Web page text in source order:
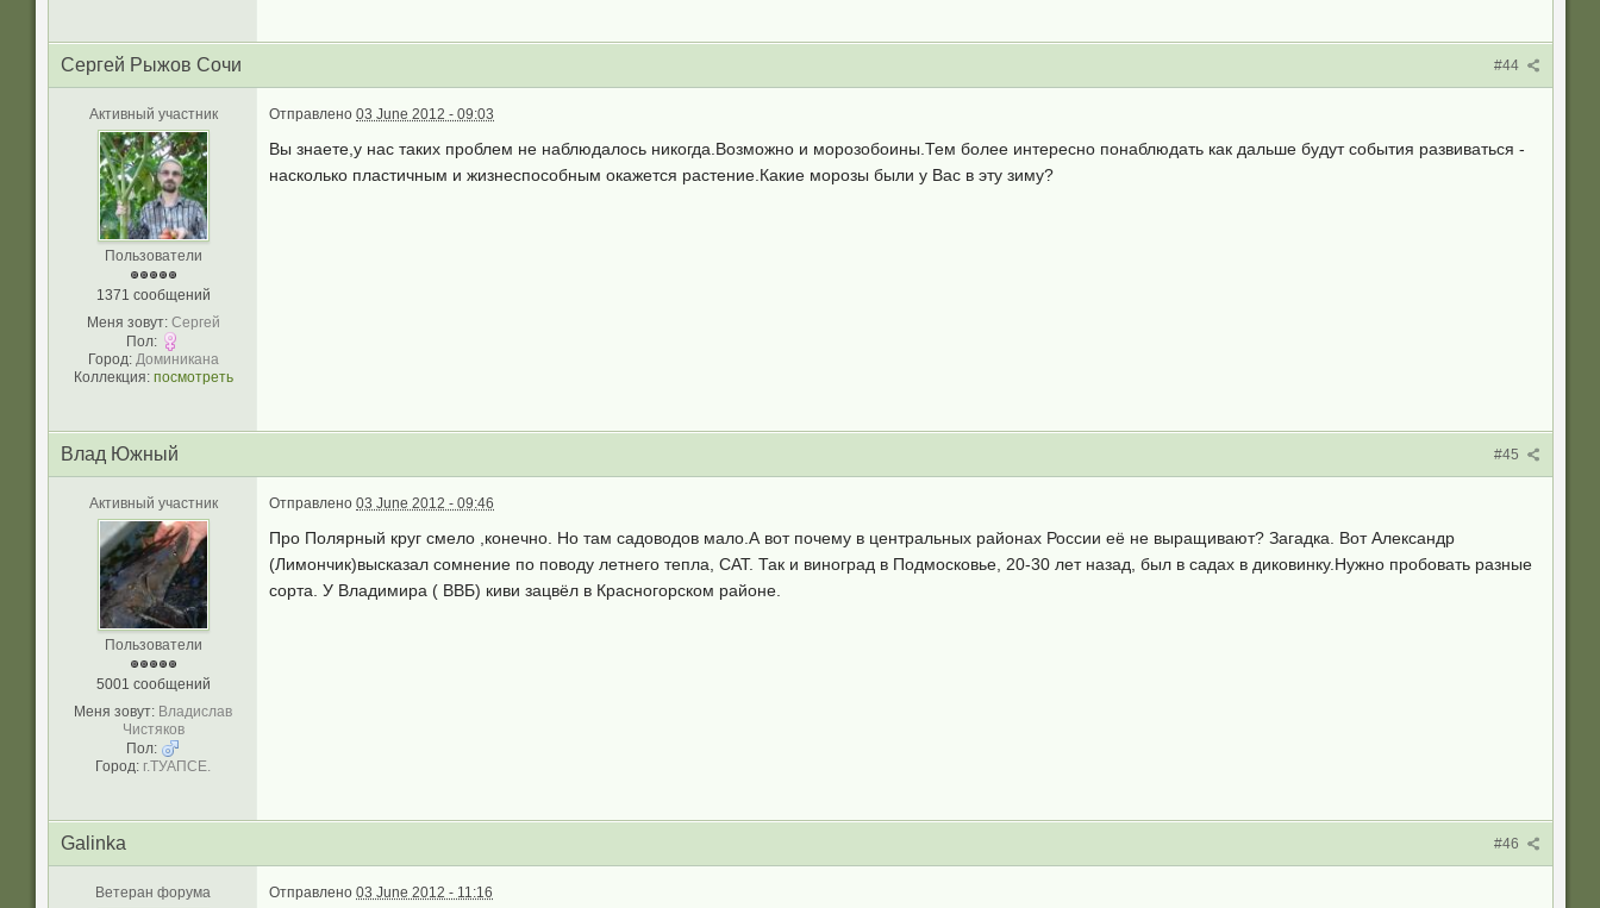
#44
Сергей Рыжов Сочи
Активный участник
Пользователи
1371 сообщений
Меня зовут: Сергей
Пол:
Город: Доминикана
Коллекция: посмотреть
Отправлено 03 June 2012 - 09:03
Вы знаете,у нас таких проблем не наблюдалось никогда.Возможно и морозобоины.Тем более интересно понаблюдать как дальше будут события развиваться -
насколько пластичным и жизнеспособным окажется растение.Какие морозы были у Вас в эту зиму?
#45
Влад Южный
Активный участник
Пользователи
5001 сообщений
Меня зовут: Владислав
Чистяков
Пол:
Город: г.ТУАПСЕ.
Отправлено 03 June 2012 - 09:46
Про Полярный круг смело ,конечно. Но там садоводов мало.А вот почему в центральных районах России её не выращивают? Загадка. Вот Александр
(Лимончик)высказал сомнение по поводу летнего тепла, САТ. Так и виноград в Подмосковье, 20-30 лет назад, был в садах в диковинку.Нужно пробовать разные
сорта. У Владимира ( ВВБ) киви зацвёл в Красногорском районе.
#46
Galinka
Ветеран форума Отправлено 03 June 2012 - 11:16